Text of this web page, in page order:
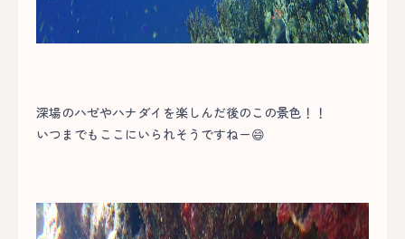
深場のハゼやハナダイを楽しんだ後のこの景色！！
いつまでもここにいられそうですねー😄